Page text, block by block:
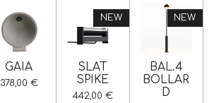
GAIA
378,00 €
NEW
SLAT
SPIKE
442,00 €
NEW
BAL.4
BOLLAR
D